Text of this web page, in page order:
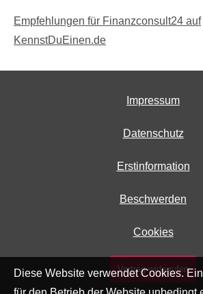
Empfehlungen für Finanzconsult24 auf
KennstDuEinen.de
Impressum
Datenschutz
Erstinformation
Beschwerden
Cookies
Vertrag widerrufen
Diese Website verwendet Cookies.